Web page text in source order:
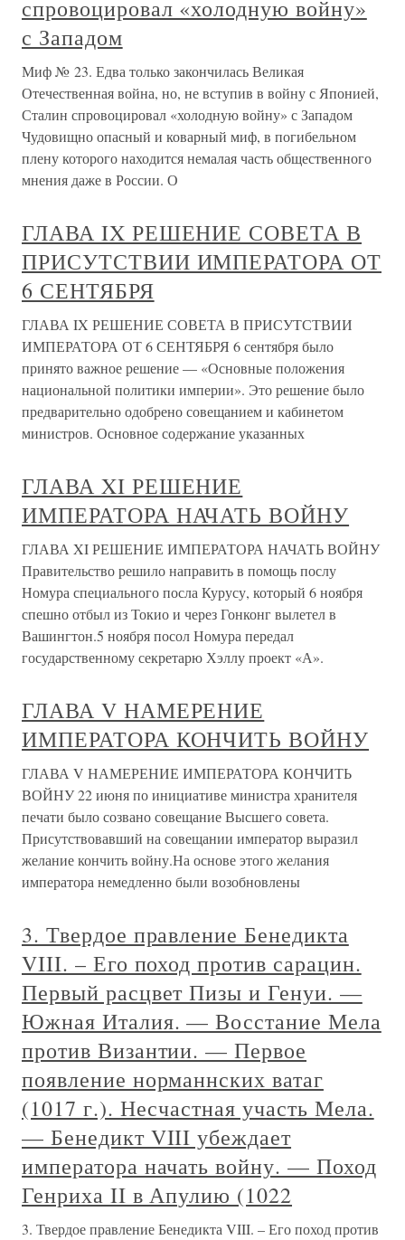
спровоцировал «холодную войну»
с Западом
Миф № 23. Едва только закончилась Великая
Отечественная война, но, не вступив в войну с Японией,
Сталин спровоцировал «холодную войну» с Западом
Чудовищно опасный и коварный миф, в погибельном
плену которого находится немалая часть общественного
мнения даже в России. О
ГЛАВА IX РЕШЕНИЕ СОВЕТА В
ПРИСУТСТВИИ ИМПЕРАТОРА ОТ
6 СЕНТЯБРЯ
ГЛАВА IX РЕШЕНИЕ СОВЕТА В ПРИСУТСТВИИ
ИМПЕРАТОРА ОТ 6 СЕНТЯБРЯ 6 сентября было
принято важное решение — «Основные положения
национальной политики империи». Это решение было
предварительно одобрено совещанием и кабинетом
министров. Основное содержание указанных
ГЛАВА XI РЕШЕНИЕ
ИМПЕРАТОРА НАЧАТЬ ВОЙНУ
ГЛАВА XI РЕШЕНИЕ ИМПЕРАТОРА НАЧАТЬ ВОЙНУ
Правительство решило направить в помощь послу
Номура специального посла Курусу, который 6 ноября
спешно отбыл из Токио и через Гонконг вылетел в
Вашингтон.5 ноября посол Номура передал
государственному секретарю Хэллу проект «А».
ГЛАВА V НАМЕРЕНИЕ
ИМПЕРАТОРА КОНЧИТЬ ВОЙНУ
ГЛАВА V НАМЕРЕНИЕ ИМПЕРАТОРА КОНЧИТЬ
ВОЙНУ 22 июня по инициативе министра хранителя
печати было созвано совещание Высшего совета.
Присутствовавший на совещании император выразил
желание кончить войну.На основе этого желания
императора немедленно были возобновлены
3. Твердое правление Бенедикта
VIII. – Его поход против сарацин.
Первый расцвет Пизы и Генуи. —
Южная Италия. — Восстание Мела
против Византии. — Первое
появление норманнских ватаг
(1017 г.). Несчастная участь Мела.
— Бенедикт VIII убеждает
императора начать войну. — Поход
Генриха II в Апулию (1022
3. Твердое правление Бенедикта VIII. – Его поход против